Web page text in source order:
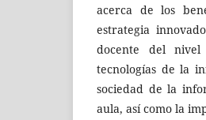
acerca de los
estrategia
docente del
tecnologías de la
sociedad de la
aula, así como la